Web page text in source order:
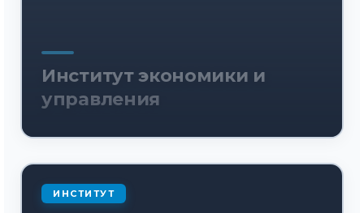
Институт экономики и
управления
ИНСТИТУТ